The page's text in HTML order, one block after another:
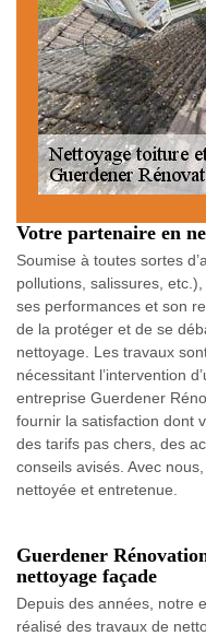
Votre partenaire en
Soumise à toutes sortes
pollutions, salissures,
ses performances et son
de la protéger et de se
nettoyage. Les travaux
nécessitant l’intervention
entreprise Guerdener
fournir la satisfaction dont
des tarifs pas chers, des
conseils avisés. Avec
nettoyée et entretenue.
Guerdener
nettoyage façade
Depuis des années, notre
réalisé des travaux de